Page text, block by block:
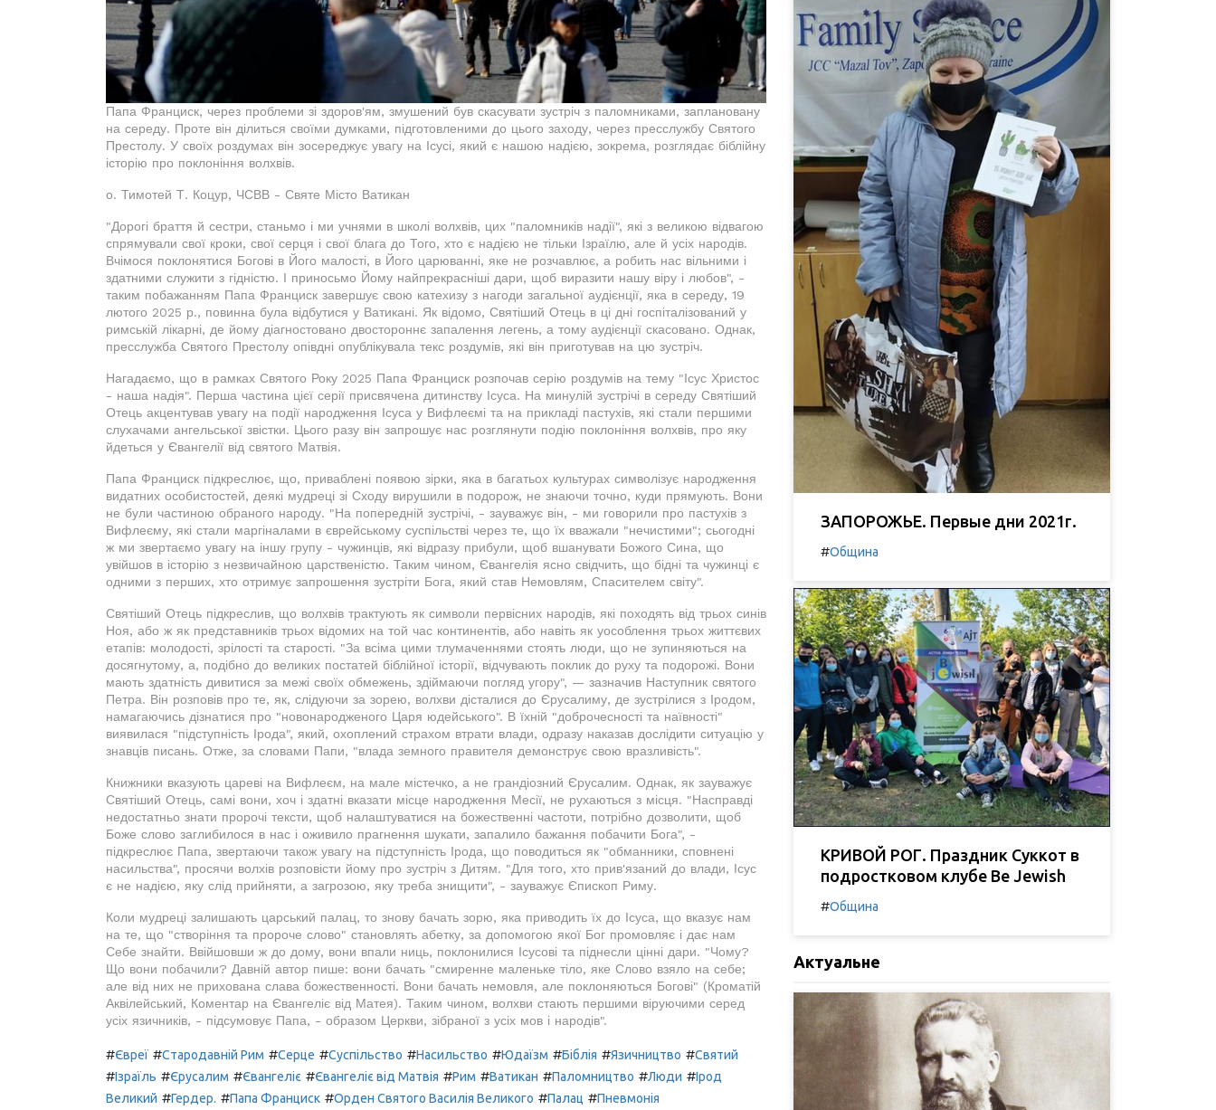
Папа Франциск, через проблеми зі здоров'ям, змушений був скасувати зустріч з паломниками, заплановану
на середу. Проте він ділиться своїми думками, підготовленими до цього заходу, через пресслужбу Святого
Престолу. У своїх роздумах він зосереджує увагу на Ісусі, який є нашою надією, зокрема, розглядає біблійну
історію про поклоніння волхвів.
о. Тимотей Т. Коцур, ЧСВВ - Святе Місто Ватикан
"Дорогі браття й сестри, станьмо і ми учнями в школі волхвів, цих "паломників надії", які з великою відвагою
спрямували свої кроки, свої серця і свої блага до Того, хто є надією не тільки Ізраїлю, але й усіх народів.
Вчімося поклонятися Богові в Його малості, в Його царюванні, яке не розчавлює, а робить нас вільними і
здатними служити з гідністю. І приносьмо Йому найпрекрасніші дари, щоб виразити нашу віру і любов", -
таким побажанням Папа Франциск завершує свою катехизу з нагоди загальної аудієнції, яка в середу, 19
лютого 2025 р., повинна була відбутися у Ватикані. Як відомо, Святіший Отець в ці дні госпіталізований у
римській лікарні, де йому діагностовано двостороннє запалення легень, а тому аудієнції скасовано. Однак,
пресслужба Святого Престолу опівдні опублікувала текс роздумів, які він приготував на цю зустріч.
Нагадаємо, що в рамках Святого Року 2025 Папа Франциск розпочав серію роздумів на тему "Ісус Христос
- наша надія". Перша частина цієї серії присвячена дитинству Ісуса. На минулій зустрічі в середу Святіший
Отець акцентував увагу на події народження Ісуса у Вифлеємі та на прикладі пастухів, які стали першими
слухачами ангельської звістки. Цього разу він запрошує нас розглянути подію поклоніння волхвів, про яку
йдеться у Євангелії від святого Матвія.
Папа Франциск підкреслює, що, приваблені появою зірки, яка в багатьох культурах символізує народження
видатних особистостей, деякі мудреці зі Сходу вирушили в подорож, не знаючи точно, куди прямують. Вони
не були частиною обраного народу. "На попередній зустрічі, - зауважує він, - ми говорили про пастухів з
Вифлеєму, які стали маргіналами в єврейському суспільстві через те, що їх вважали "нечистими"; сьогодні
ж ми звертаємо увагу на іншу групу - чужинців, які відразу прибули, щоб вшанувати Божого Сина, що
увійшов в історію з незвичайною царственістю. Таким чином, Євангелія ясно свідчить, що бідні та чужинці є
одними з перших, хто отримує запрошення зустріти Бога, який став Немовлям, Спасителем світу".
Святіший Отець підкреслив, що волхвів трактують як символи первісних народів, які походять від трьох синів
Ноя, або ж як представників трьох відомих на той час континентів, або навіть як уособлення трьох життєвих
етапів: молодості, зрілості та старості. "За всіма цими тлумаченнями стоять люди, що не зупиняються на
досягнутому, а, подібно до великих постатей біблійної історії, відчувають поклик до руху та подорожі. Вони
мають здатність дивитися за межі своїх обмежень, здіймаючи погляд угору", — зазначив Наступник святого
Петра. Він розповів про те, як, слідуючи за зорею, волхви дісталися до Єрусалиму, де зустрілися з Іродом,
намагаючись дізнатися про "новонародженого Царя юдейського". В їхній "доброчесності та наївності"
виявилася "підступність Ірода", який, охоплений страхом втрати влади, одразу наказав дослідити ситуацію у
знавців писань. Отже, за словами Папи, "влада земного правителя демонструє свою вразливість".
Книжники вказують цареві на Вифлеєм, на мале містечко, а не грандіозний Єрусалим. Однак, як зауважує
Святіший Отець, самі вони, хоч і здатні вказати місце народження Месії, не рухаються з місця. "Насправді
недостатньо знати пророчі тексти, щоб налаштуватися на божественні частоти, потрібно дозволити, щоб
Боже слово заглибилося в нас і оживило прагнення шукати, запалило бажання побачити Бога", -
підкреслює Папа, звертаючи також увагу на підступність Ірода, що поводиться як "обманники, сповнені
насильства", просячи волхів розповісти йому про зустріч з Дитям. "Для того, хто прив'язаний до влади, Ісус
є не надією, яку слід прийняти, а загрозою, яку треба знищити", - зауважує Єпископ Риму.
Коли мудреці залишають царський палац, то знову бачать зорю, яка приводить їх до Ісуса, що вказує нам
на те, що "створіння та пророче слово" становлять абетку, за допомогою якої Бог промовляє і дає нам
Себе знайти. Ввійшовши ж до дому, вони впали ниць, поклонилися Ісусові та піднесли цінні дари. "Чому?
Що вони побачили? Давній автор пише: вони бачать "смиренне маленьке тіло, яке Слово взяло на себе;
але від них не прихована слава божественності. Вони бачать немовля, але поклоняються Богові" (Кроматій
Аквілейський, Коментар на Євангеліє від Матея). Таким чином, волхви стають першими віруючими серед
усіх язичників, - підсумовує Папа, - образом Церкви, зібраної з усіх мов і народів".
#Євреї #Стародавній Рим #Серце #Суспільство #Насильство #Юдаїзм #Біблія #Язичництво #Святий
#Ізраїль #Єрусалим #Євангеліє #Євангеліє від Матвія #Рим #Ватикан #Паломництво #Люди #Ірод
Великий #Гердер. #Папа Франциск #Орден Святого Василія Великого #Палац #Пневмонія
ЗАПОРОЖЬЕ. Первые дни 2021г.
#Община
КРИВОЙ РОГ. Праздник Суккот в
подростковом клубе Be Jewish
#Община
Актуальне